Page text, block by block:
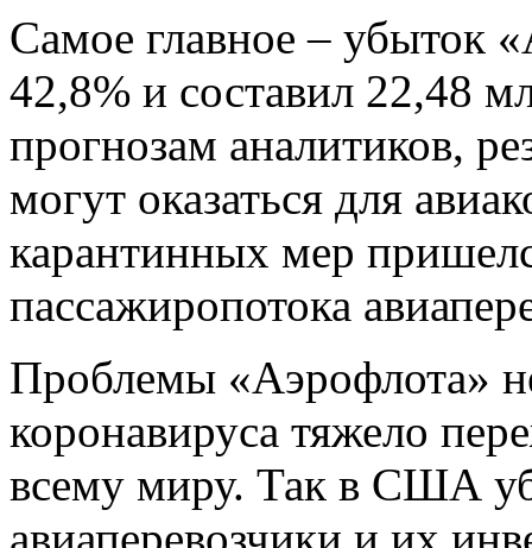
Самое главное – убыток
42,8% и составил 22,48
прогнозам аналитиков,
могут оказаться для
карантинных мер
пассажиропотока
Проблемы «Аэрофлота»
коронавируса тяжело
всему миру. Так в США